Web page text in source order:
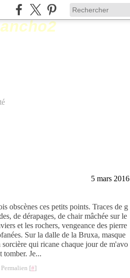
5 mars 2016
obscènes ces petits points. Traces de g
de dérapages, de chair mâchée sur le
et les rochers, vengeance des pierre
Sur la dalle de la Bruxa, masque
sorcière qui ricane chaque jour de m'avo
tomber. Je...
Permalien [#]